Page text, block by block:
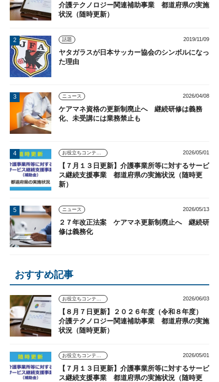
介護テクノロジー関連補助事業 都道府県の実施
状況（随時更新）
話題 2019/11/09
ヤタガラスが日本サッカー協会のシンボルになっ
た理由
ニュース 2026/04/08
ケアマネ資格の更新制廃止へ 継続研修は義務
化、未受講には業務禁止も
2026/05/01
【７月１３日更新】介護事業所等に対するサービ
ス継続支援事業 都道府県の実施状況（随時更
新）
ニュース 2026/05/13
２７年改正法案 ケアマネ更新制廃止へ 継続研
修は義務化
おすすめ記事
2026/06/03
【８月７日更新】２０２６年度（令和８年度）
介護テクノロジー関連補助事業 都道府県の実施
状況（随時更新）
2026/05/01
【７月１３日更新】介護事業所等に対するサービ
ス継続支援事業 都道府県の実施状況（随時更